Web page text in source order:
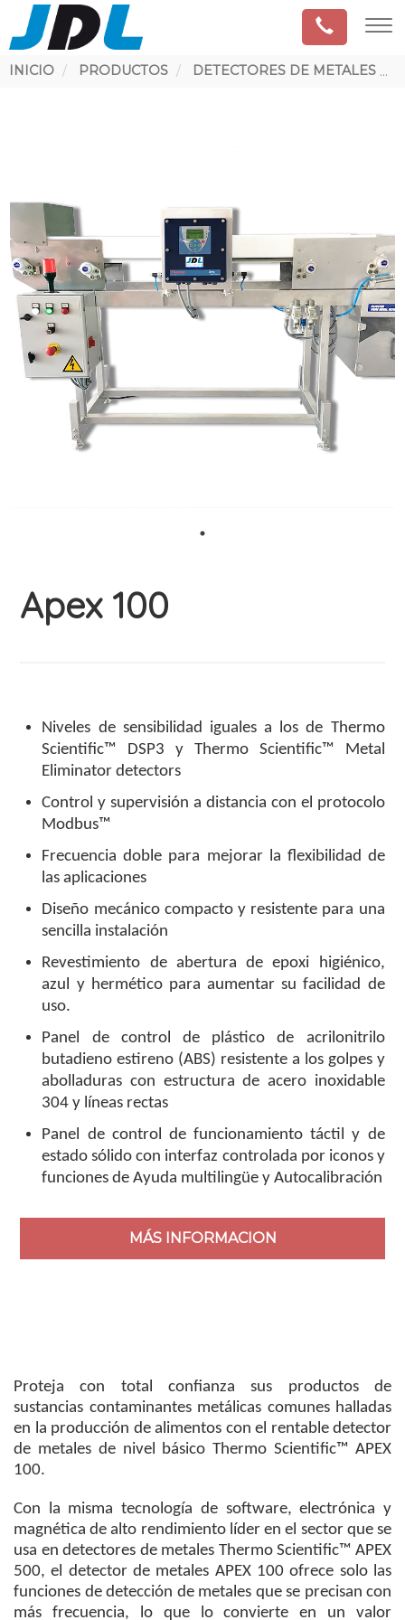
Ruta
INICIO PRODUCTOS DETECTORES DE METALES
Apex 100
Niveles de sensibilidad iguales a los de Thermo
Scientific™ DSP3 y Thermo Scientific™ Metal
Eliminator detectors
Control y supervisión a distancia con el protocolo
Modbus™
Frecuencia doble para mejorar la flexibilidad de
las aplicaciones
Diseño mecánico compacto y resistente para una
sencilla instalación
Revestimiento de abertura de epoxi higiénico,
azul y hermético para aumentar su facilidad de
uso.
Panel de control de plástico de acrilonitrilo
butadieno estireno (ABS) resistente a los golpes y
abolladuras con estructura de acero inoxidable
304 y líneas rectas
Panel de control de funcionamiento táctil y de
estado sólido con interfaz controlada por iconos y
funciones de Ayuda multilingüe y Autocalibración
MÁS INFORMACION
Proteja con total confianza sus productos de
sustancias contaminantes metálicas comunes halladas
en la producción de alimentos con el rentable detector
de metales de nivel básico Thermo Scientific™ APEX
100.
Con la misma tecnología de software, electrónica y
magnética de alto rendimiento líder en el sector que se
usa en detectores de metales Thermo Scientific™ APEX
500, el detector de metales APEX 100 ofrece solo las
funciones de detección de metales que se precisan con
más frecuencia, lo que lo convierte en un valor